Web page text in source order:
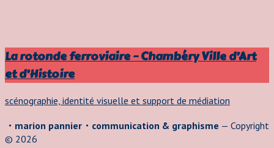
La rotonde ferroviaire – Chambéry Ville d’Art
et d’Histoire
scénographie, identité visuelle et support de médiation
・marion pannier・communication & graphisme — Copyright
© 2026